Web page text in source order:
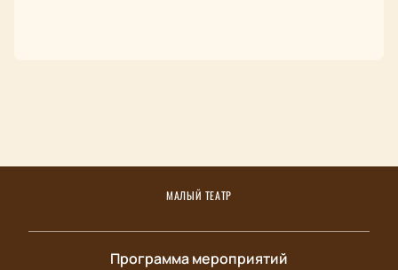
МАЛЫЙ ТЕАТР
Программа мероприятий